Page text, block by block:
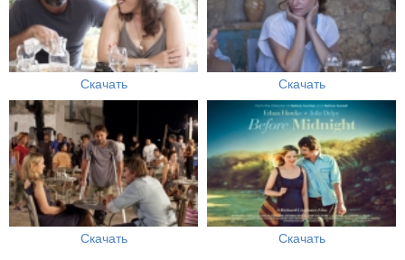
Скачать Скачать
Скачать Скачать